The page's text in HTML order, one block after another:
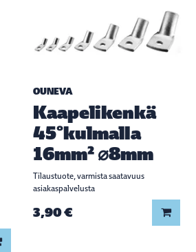
Lisää koriin
OUNEVA
Kaapelikenkä
45°kulmalla
16mm² ⌀8mm
Tilaustuote, varmista saatavuus
asiakaspalvelusta
3,90 €